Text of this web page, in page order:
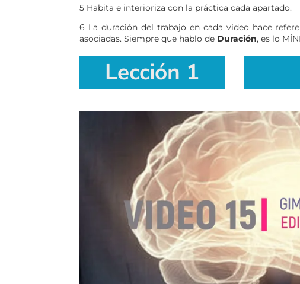
5 Habita e interioriza con la práctica cada apartado.
6 La duración del trabajo en cada video hace
asociadas. Siempre que hablo de Duración, es lo
Lección 1